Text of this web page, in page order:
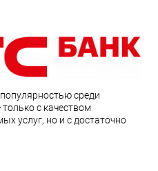
среди
с качеством
услуг, но и с достаточно